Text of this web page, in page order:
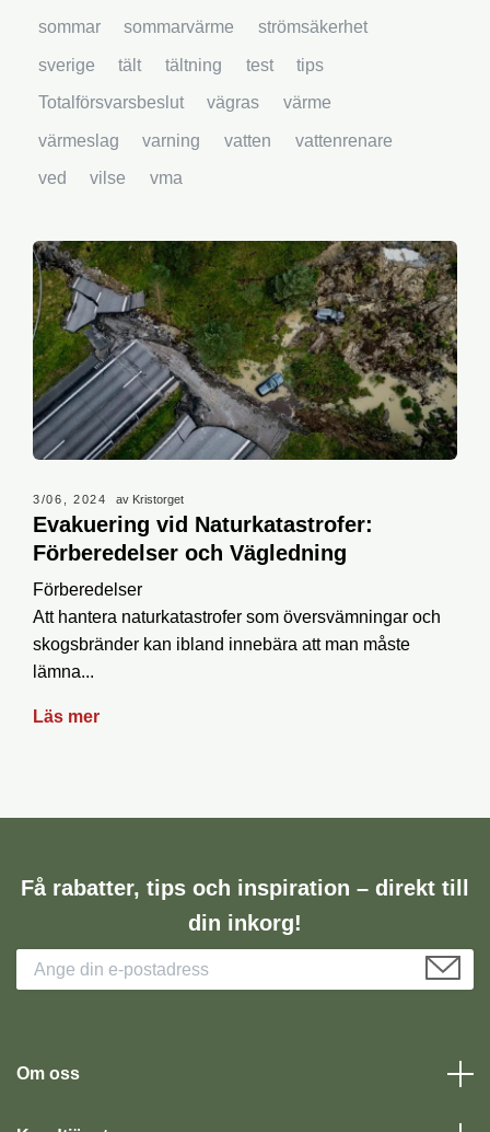
sommar sommarvärme strömsäkerhet
sverige tält tältning test tips
Totalförsvarsbeslut vägras värme
värmeslag varning vatten vattenrenare
ved vilse vma
3/06, 2024 av Kristorget
Evakuering vid Naturkatastrofer:
Förberedelser och Vägledning
Förberedelser
Att hantera naturkatastrofer som översvämningar och
skogsbränder kan ibland innebära att man måste
lämna...
Läs mer
Få rabatter, tips och inspiration – direkt till
din inkorg!
Om oss